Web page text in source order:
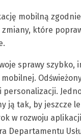
mobilną
które
sprawy
ją tak, by jeszcze
w rozwoju
Departamentu